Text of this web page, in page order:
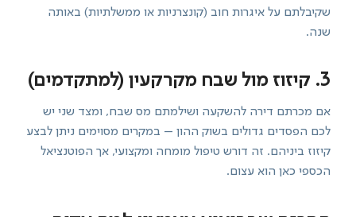
שקיבלתם על איגרות חוב (קונצרניות או ממשלתיות) באותה
שנה.
3. קיזוז מול שבח מקרקעין (למתקדמים)
אם מכרתם דירה להשקעה ושילמתם מס שבח, ומצד שני יש
לכם הפסדים גדולים בשוק ההון – במקרים מסוימים ניתן לבצע
קיזוז ביניהם. זה דורש טיפול מומחה ומקצועי, אך הפוטנציאל
הכספי כאן הוא עצום.